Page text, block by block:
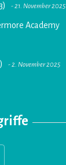
21. November 2025
Academy
2. November 2025